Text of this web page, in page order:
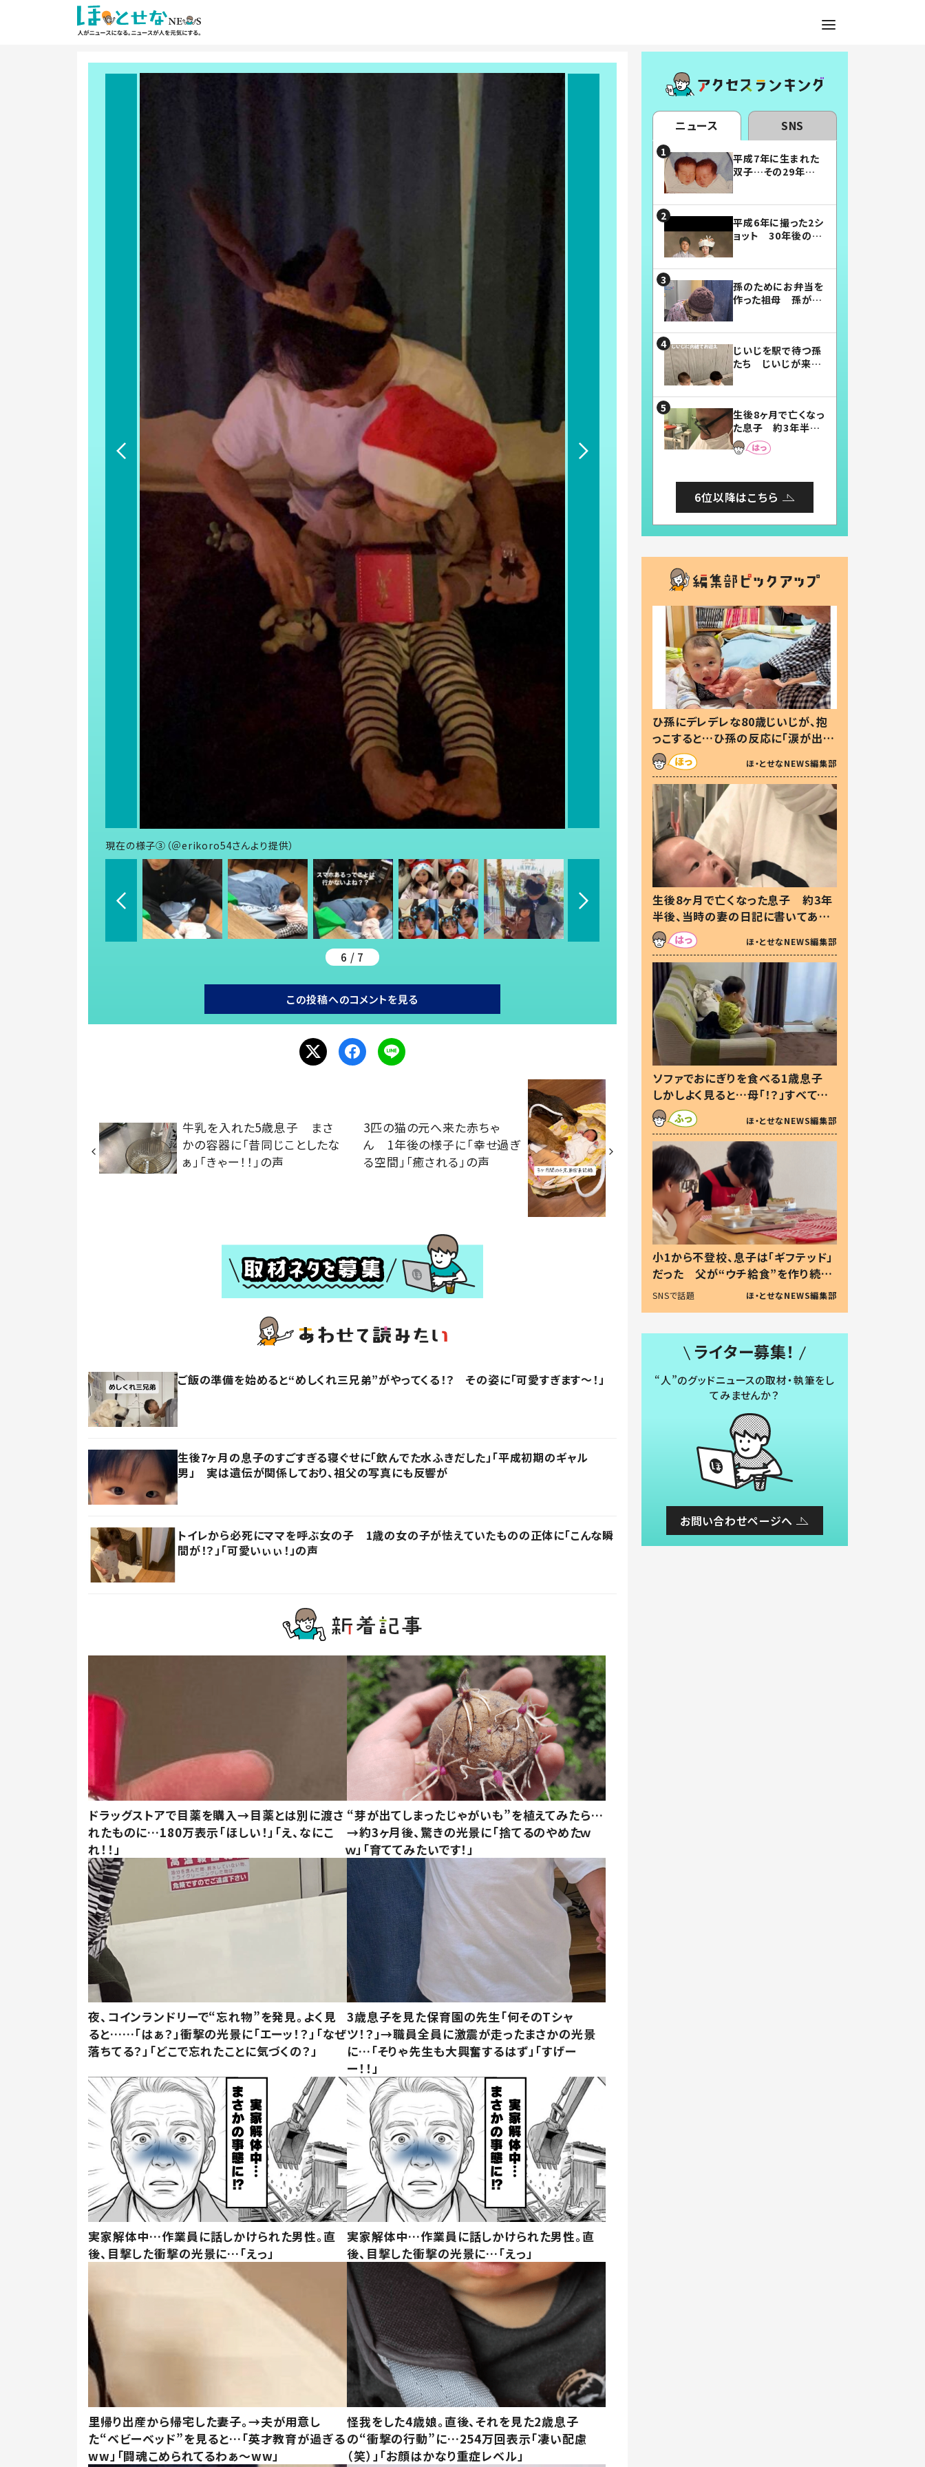
現在の様子③（＠erikoro54さんより提供）
6 / 7
この投稿へのコメントを見る
牛乳を入れた5歳息子 まさ
かの容器に「昔同じことしたな
ぁ」「きゃー！！」の声
3匹の猫の元へ来た赤ちゃ
ん 1年後の様子に「幸せ過ぎ
る空間」「癒される」の声
ご飯の準備を始めると“めしくれ三兄弟”がやってくる！？ その姿に「可愛すぎます〜！」
生後7ヶ月の息子のすごすぎる寝ぐせに「飲んでた水ふきだした」「平成初期のギャル
男」 実は遺伝が関係しており、祖父の写真にも反響が
トイレから必死にママを呼ぶ女の子 1歳の女の子が怯えていたものの正体に「こんな瞬
間が！？」「可愛いぃぃ！」の声
ドラッグストアで目薬を購入→目薬とは別に渡さ
れたものに…180万表示「ほしい！」「え、なにこ
れ！！」
“芽が出てしまったじゃがいも”を植えてみたら…
→約3ヶ月後、驚きの光景に「捨てるのやめたｗ
ｗ」「育ててみたいです！」
夜、コインランドリーで“忘れ物”を発見。よく見
ると……「はぁ？」衝撃の光景に「エーッ！？」「なぜ
落ちてる？」「どこで忘れたことに気づくの？」
3歳息子を見た保育園の先生「何そのTシャ
ツ！？」→職員全員に激震が走ったまさかの光景
に…「そりゃ先生も大興奮するはず」「すげー
ー！！」
実家解体中…作業員に話しかけられた男性。直
後、目撃した衝撃の光景に…「えっ」
実家解体中…作業員に話しかけられた男性。直
後、目撃した衝撃の光景に…「えっ」
里帰り出産から帰宅した妻子。→夫が用意し
た“ベビーベッド”を見ると…「英才教育が過ぎる
ww」「闘魂こめられてるわぁ～ww」
怪我をした4歳娘。直後、それを見た2歳息子
の“衝撃の行動”に…254万回表示「凄い配慮
（笑）」「お顔はかなり重症レベル」
ニュース SNS
平成7年に生まれた
双子…その29年後
平成6年に撮った2シ
ョット 30年後の姿
孫のためにお弁当を
作った祖母 孫が絶
じいじを駅で待つ孫
たち じいじが来た
まらない」「幸せにな
れる」
生後8ヶ月で亡くなっ
た息子 約3年半
後、当時の妻の日記
に書いてあった本音
6位以降はこちら
ひ孫にデレデレな80歳じいじが、抱
っこすると…ひ孫の反応に「涙が出ま
した」「可愛くて仕方ない」
ほ・とせなNEWS編集部
生後8ヶ月で亡くなった息子 約3年
半後、当時の妻の日記に書いてあっ
た本音とは
ほ・とせなNEWS編集部
ソファでおにぎりを食べる1歳息子
しかしよく見ると…母「！？」すべてを
察した母の投稿に「可愛いから許
す！」「現行犯〜」
ほ・とせなNEWS編集部
小1から不登校、息子は「ギフテッド」
だった 父が“ウチ給食”を作り続け
る理由とは #令和の親 #令和の子
SNSで話題 ほ・とせなNEWS編集部
ライター募集！
“人”のグッドニュースの取材・執筆をし
てみませんか？
お問い合わせページへ